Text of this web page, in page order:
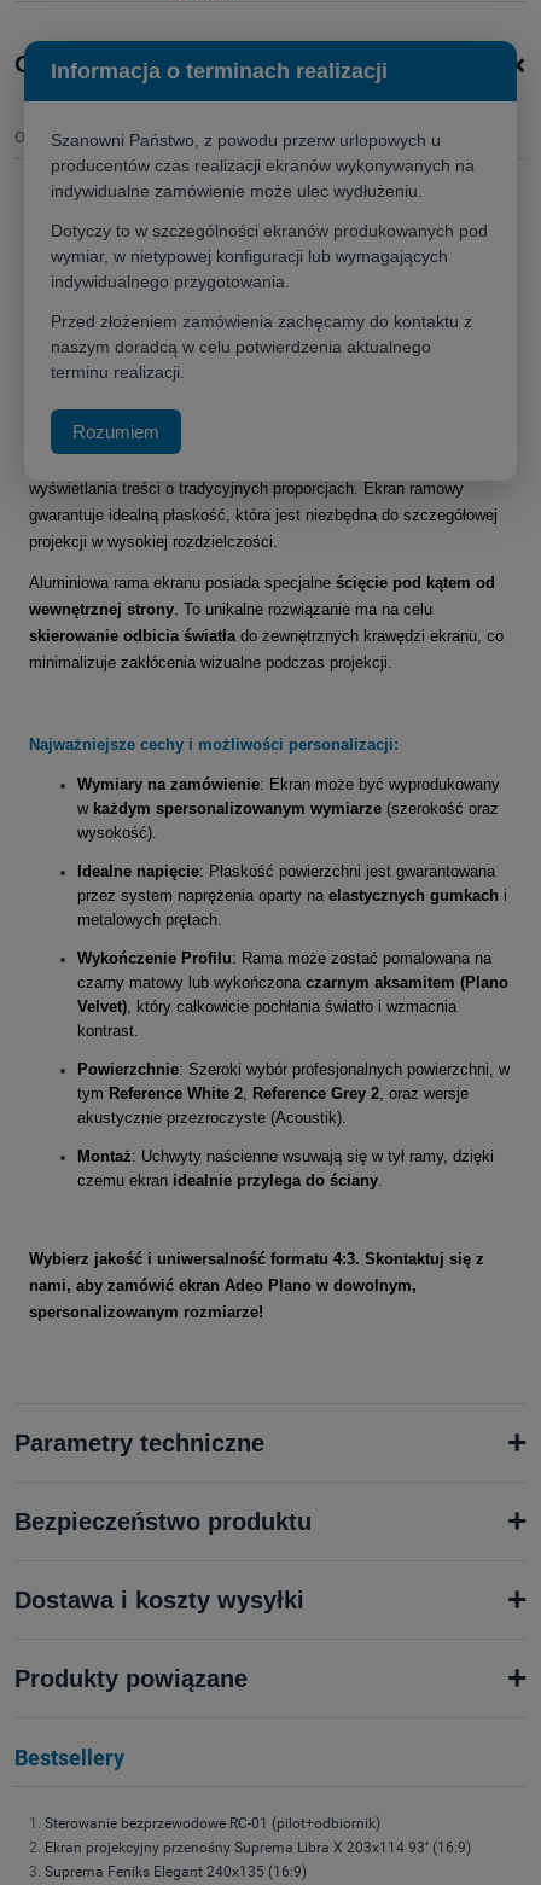
Opis produktu +
Opis
Ekran ramowy
Adeo Plano 300x225,6 (4:3)
- klasyczny format do prezentacji i edukacji
Perfekcyjna płaskość i redukcja odbić dla wszechstronnych
zastosowań
Adeo Plano 300x225,6cm
ramowy, który dzięki swoim proporcjom jest idealny do
wyświetlania treści o tradycyjnych proporcjach. Ekran ramowy
gwarantuje idealną płaskość, która jest niezbędna do szczegółowej
projekcji w wysokiej rozdzielczości.
Aluminiowa rama ekranu posiada specjalne ścięcie pod kątem od
wewnętrznej strony. To unikalne rozwiązanie ma na celu
skierowanie odbicia światłado zewnętrznych krawędzi ekranu, co
minimalizuje zakłócenia wizualne podczas projekcji.
Najważniejsze cechy i możliwości personalizacji:
Wymiary na zamówienie: Ekran może być wyprodukowany
w każdym spersonalizowanym wymiarze (szerokość oraz
wysokość).
Idealne napięcie: Płaskość powierzchni jest gwarantowana
przez system naprężenia oparty na elastycznych gumkach i
metalowych prętach.
Wykończenie Profilu: Rama może zostać pomalowana na
czarny matowy lub wykończona czarnym aksamitem (Plano
Velvet), który całkowicie pochłania światło i wzmacnia
kontrast.
Powierzchnie: Szeroki wybór profesjonalnych powierzchni, w
tym Reference White 2, Reference Grey 2, oraz wersje
akustycznie przezroczyste (Acoustik).
Montaż: Uchwyty naścienne wsuwają się w tył ramy, dzięki
czemu ekran idealnie przylega do ściany.
Wybierz jakość i uniwersalność formatu 4:3. Skontaktuj się z
nami, aby zamówić ekran Adeo Plano w dowolnym,
spersonalizowanym rozmiarze!
Parametry techniczne +
Bezpieczeństwo produktu +
Dostawa i koszty wysyłki +
Produkty powiązane +
Bestsellery
Sterowanie bezprzewodowe RC-01 (pilot+odbiornik)
Ekran projekcyjny przenośny Suprema Libra X 203x114 93'' (16:9)
Suprema Feniks Elegant 240x135 (16:9)
Informacja o terminach realizacji
Szanowni Państwo, z powodu przerw urlopowych u
producentów czas realizacji ekranów wykonywanych na
indywidualne zamówienie może ulec wydłużeniu.
Dotyczy to w szczególności ekranów produkowanych pod
wymiar, w nietypowej konfiguracji lub wymagających
indywidualnego przygotowania.
Przed złożeniem zamówienia zachęcamy do kontaktu z
naszym doradcą w celu potwierdzenia aktualnego
terminu realizacji.
Rozumiem